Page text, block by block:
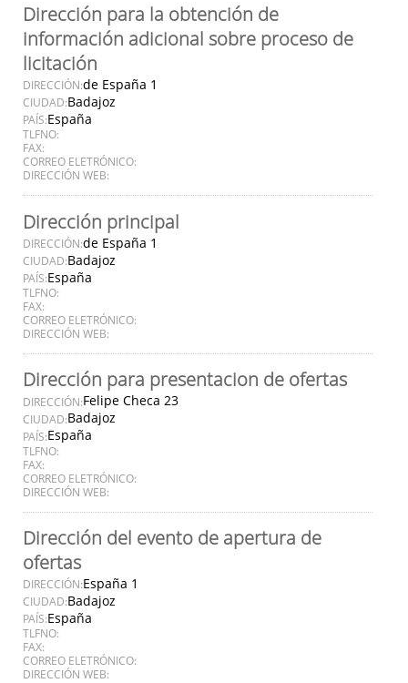
Dirección para la obtención de
información adicional sobre proceso de
licitación
DIRECCIÓN:de España 1
CIUDAD:Badajoz
PAÍS:España
TLFNO:
FAX:
CORREO ELETRÓNICO:
DIRECCIÓN WEB:
Dirección principal
DIRECCIÓN:de España 1
CIUDAD:Badajoz
PAÍS:España
TLFNO:
FAX:
CORREO ELETRÓNICO:
DIRECCIÓN WEB:
Dirección para presentacion de ofertas
DIRECCIÓN:Felipe Checa 23
CIUDAD:Badajoz
PAÍS:España
TLFNO:
FAX:
CORREO ELETRÓNICO:
DIRECCIÓN WEB:
Dirección del evento de apertura de
ofertas
DIRECCIÓN:España 1
CIUDAD:Badajoz
PAÍS:España
TLFNO:
FAX:
CORREO ELETRÓNICO:
DIRECCIÓN WEB: